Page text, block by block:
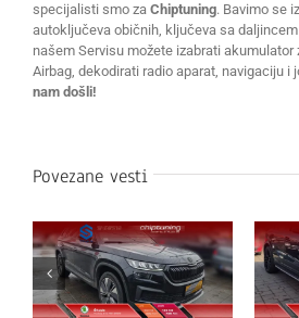
specijalisti smo za Chiptuning. Bavimo se
autoključeva običnih, ključeva sa
našem Servisu možete izabrati akumulator
Airbag, dekodirati radio aparat, navigaciju i
nam došli!
Povezane vesti